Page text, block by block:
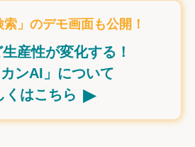
索」のデモ画面も公開！
産性が変化する！
カンAI」について
くはこちら ▸